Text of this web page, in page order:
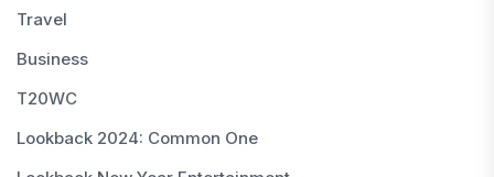
Travel
Business
T20WC
Lookback 2024: Common One